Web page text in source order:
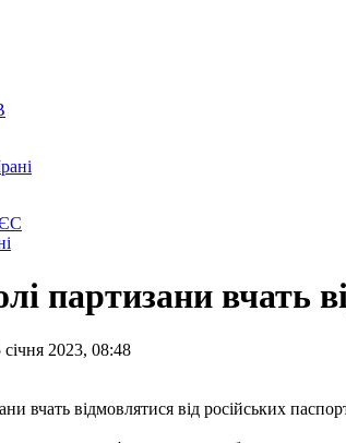
партизани вчать
2023, 08:48